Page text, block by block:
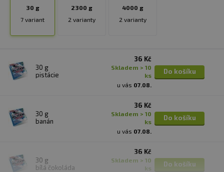
30 g
7 variant
2300 g
2 varianty
4000 g
2 varianty
30 g
pistácie
36 Kč
skladem > 10
ks
u vás 07.08.
Do košíku
30 g
banán
36 Kč
skladem > 10
ks
u vás 07.08.
Do košíku
30 g
bílá čokoláda
36 Kč
skladem > 10
ks
Do košíku